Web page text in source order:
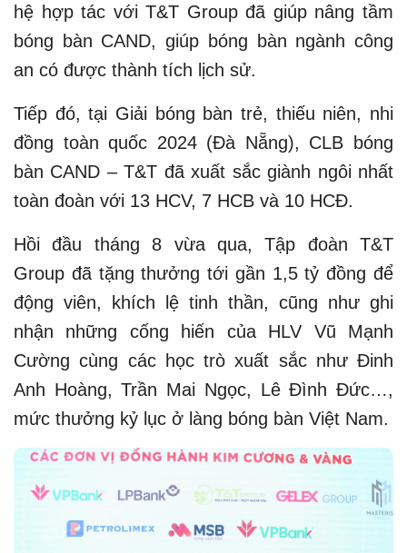
hệ hợp tác với T&T Group đã giúp nâng tầm
bóng bàn CAND, giúp bóng bàn ngành công
an có được thành tích lịch sử.
Tiếp đó, tại Giải bóng bàn trẻ, thiếu niên, nhi
đồng toàn quốc 2024 (Đà Nẵng), CLB bóng
bàn CAND – T&T đã xuất sắc giành ngôi nhất
toàn đoàn với 13 HCV, 7 HCB và 10 HCĐ.
Hồi đầu tháng 8 vừa qua, Tập đoàn T&T
Group đã tặng thưởng tới gần 1,5 tỷ đồng để
động viên, khích lệ tinh thần, cũng như ghi
nhận những cống hiến của HLV Vũ Mạnh
Cường cùng các học trò xuất sắc như Đinh
Anh Hoàng, Trần Mai Ngọc, Lê Đình Đức…,
mức thưởng kỷ lục ở làng bóng bàn Việt Nam.